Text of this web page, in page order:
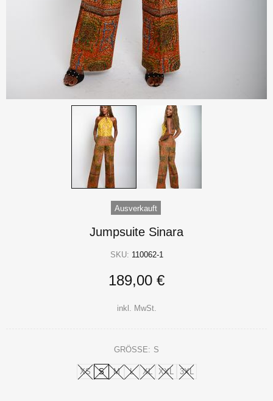
Ausverkauft
Jumpsuite Sinara
SKU: 110062-1
189,00 €
inkl. MwSt.
GRÖSSE: S
XS S M L XL XXL 3XL